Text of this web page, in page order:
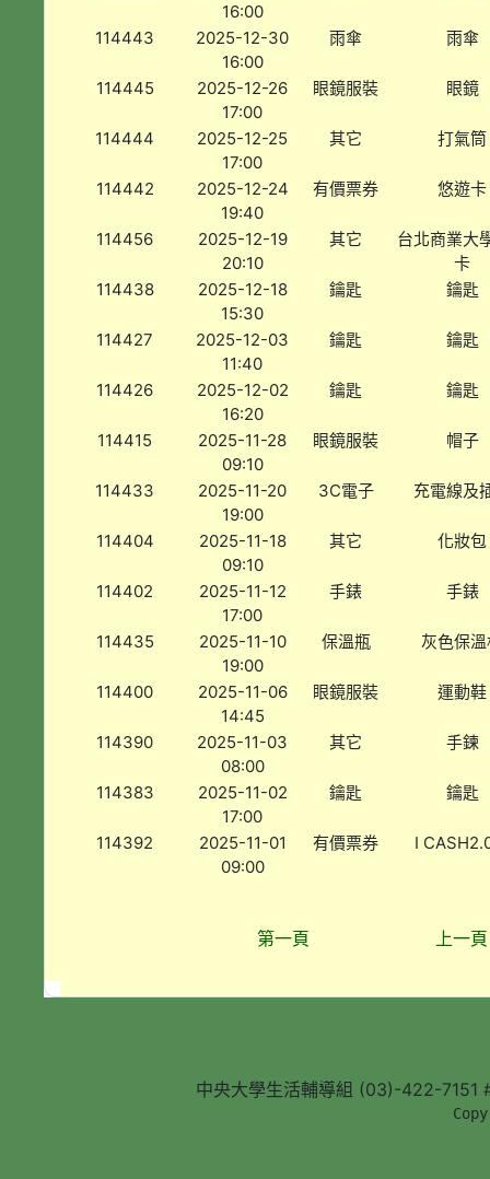
16:00
114443
2025-12-30
16:00
雨傘 雨傘
114445
2025-12-26
17:00
眼鏡服裝 眼鏡
114444
2025-12-25
17:00
其它 打氣筒
114442
2025-12-24
19:40
有價票券 悠遊卡
114456
2025-12-19
20:10
其它
台北商業大
卡
114438
2025-12-18
15:30
鑰匙 鑰匙
114427
2025-12-03
11:40
鑰匙 鑰匙
114426
2025-12-02
16:20
鑰匙 鑰匙
114415
2025-11-28
09:10
眼鏡服裝 帽子
114433
2025-11-20
19:00
3C電子 充電線及
114404
2025-11-18
09:10
其它 化妝包
114402
2025-11-12
17:00
手錶 手錶
114435
2025-11-10
19:00
保溫瓶 灰色保
114400
2025-11-06
14:45
眼鏡服裝 運動鞋
114390
2025-11-03
08:00
其它 手鍊
114383
2025-11-02
17:00
鑰匙 鑰匙
114392
2025-11-01
09:00
有價票券 I
第一頁 上一頁
中央大學生活輔導組 (03)-422-7151